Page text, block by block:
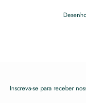
Inscreva-se para receber